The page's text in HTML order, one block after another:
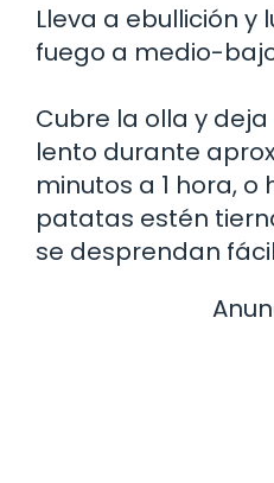
Lleva a ebullición y
fuego a medio-
Cubre la olla y
lento durante
minutos a 1 hora, o
patatas estén
se desprendan